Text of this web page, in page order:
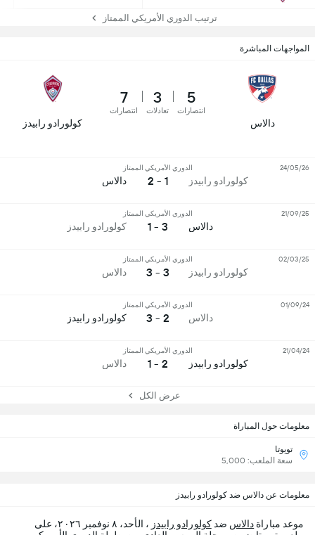
ترتيب الدوري الأمريكي الممتاز
معلومات حول المباراة
تويوتا
سعة الملعب: 5,000
المواجهات المباشرة
دالاس
5
انتصارات
3
تعادلات
7
انتصارات
كولورادو رابيدز
كولورادو رابيدز
الدوري الأمريكي الممتاز
1 - 2 دالاس
24/05/26
دالاس
الدوري الأمريكي الممتاز
3 - 1 كولورادو رابيدز
21/09/25
كولورادو رابيدز
الدوري الأمريكي الممتاز
3 - 3 دالاس
02/03/25
دالاس
الدوري الأمريكي الممتاز
2 - 3 كولورادو رابيدز
01/09/24
كولورادو رابيدز
الدوري الأمريكي الممتاز
2 - 1 دالاس
21/04/24
عرض الكل
معلومات عن دالاس ضد كولورادو رابيدز
موعد مباراة دالاس ضدكولورادو رابيدز
، الأحد، ٨ نوفمبر ٢٠٢٦، على